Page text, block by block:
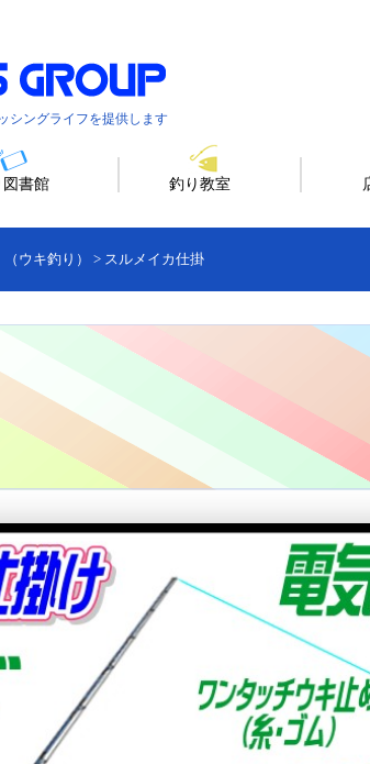
シングライフを提供します
図書館 釣り教室
ウキ釣り） > スルメイカ仕掛